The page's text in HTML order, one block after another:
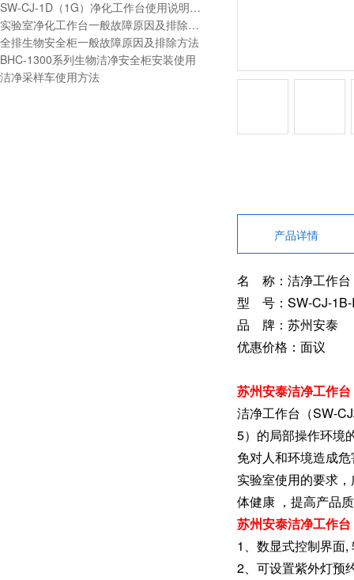
SW-CJ-1D（1G）净化工作台使用说明书：
实验室净化工作台一般故障原因及排除方法
全排生物安全柜一般故障原因及排除方法
BHC-1300系列生物洁净安全柜安装使用
洁净采样车使用方法
产品详情
名 称：洁净工作台
型 号：SW-CJ-1B-
品 牌：苏州安泰
优惠价格：面议
苏州安泰洁净工作
洁净工作台（SW-
5）的局部操作环境
免对人和环境造成
实验室使用的要求
体健康 ，提高产品
苏州安泰洁净工作
1、数显式控制界面
2、可设置紫外灯预